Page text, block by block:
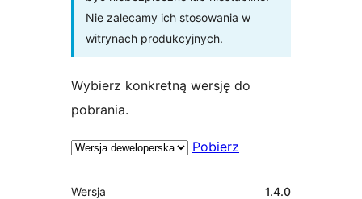
Nie zalecamy ich stosowania w
witrynach produkcyjnych.
Wybierz konkretną wersję do
pobrania.
Pobierz
Meta
Wersja 1.4.0